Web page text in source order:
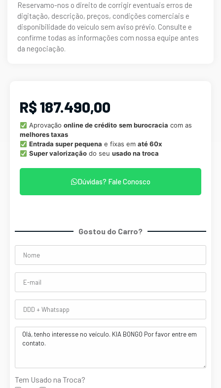
Reservamo-nos o direito de corrigir eventuais erros de
digitação, descrição, preços, condições comerciais e
disponibilidade do veículo sem aviso prévio. Consulte e
confirme todas as informações com nossa equipe antes
da negociação.
R$ 187.490,00
Aprovação online de crédito sem burocracia com as
melhores taxas
Entrada super pequena e fixas em até 60x
Super valorizaçãodo seu usado na troca
Dúvidas? Fale Conosco
Gostou do Carro?
Tem Usado na Troca?